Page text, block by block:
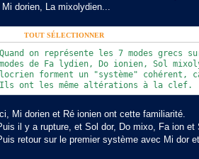
Mi dorien, La mixolydien...
CODE:TOUT SÉLECTIONNER
Quand on représente les 7 modes
modes de Fa lydien, Do ionien, Sol
locrien forment un "système" cohérent,
Ils ont les même altérations à la clef.
Mi dorien et Ré ionien ont cette familiarité.
il y a rupture, et Sol dor, Do mixo, Fa ion
retour sur le premier système avec Mi dor